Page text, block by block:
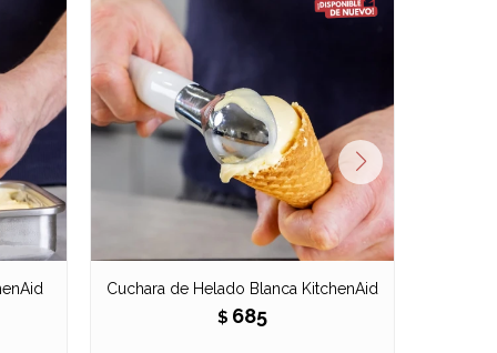
Cuchara de Helado Blanca KitchenAid
$ 685